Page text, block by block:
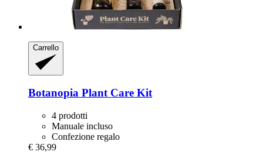
Carrello
Botanopia Plant Care Kit
4 prodotti
Manuale incluso
Confezione regalo
€ 36,99